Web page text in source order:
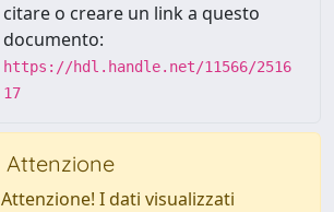
citare o creare un link a questo
documento:
https://hdl.handle.net/11566/2516
17
Attenzione
Attenzione! I dati visualizzati